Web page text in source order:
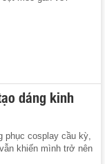
dáng kinh
phục cosplay cầu kỳ,
khiến mình trở nên